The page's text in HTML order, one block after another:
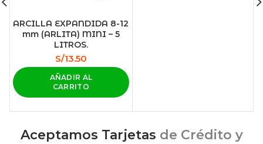
ARCILLA EXPANDIDA 8-12
mm (ARLITA) MINI – 5
LITROS.
S/13.50
AÑADIR AL
CARRITO
Aceptamos Tarjetas de Crédito y